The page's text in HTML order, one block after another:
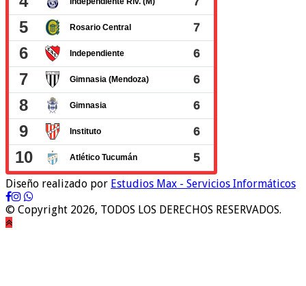
Diseño realizado por Estudios Max - Servicios Informáticos
© Copyright 2026, TODOS LOS DERECHOS RESERVADOS.